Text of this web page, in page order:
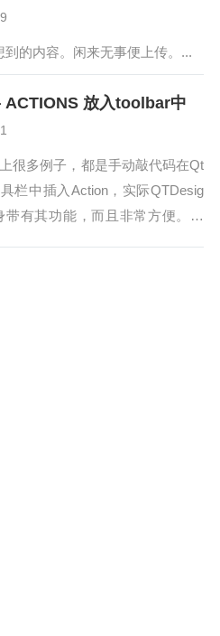
的内容。闲来无事便上传。...
ACTIONS 放入toolbar中
多例子，都是手动敲代码在Qt
栏中插入Action，实际QTDesig
带有其功能，而且非常方便。